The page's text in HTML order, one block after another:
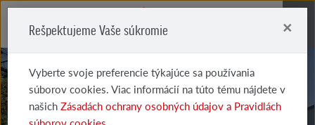
Rešpektujeme Vaše súkromie ×
Vyberte svoje preferencie týkajúce sa používania
súborov cookies. Viac informácií na túto tému nájdete v
našichZásadách ochrany osobných údajov a Pravidlách